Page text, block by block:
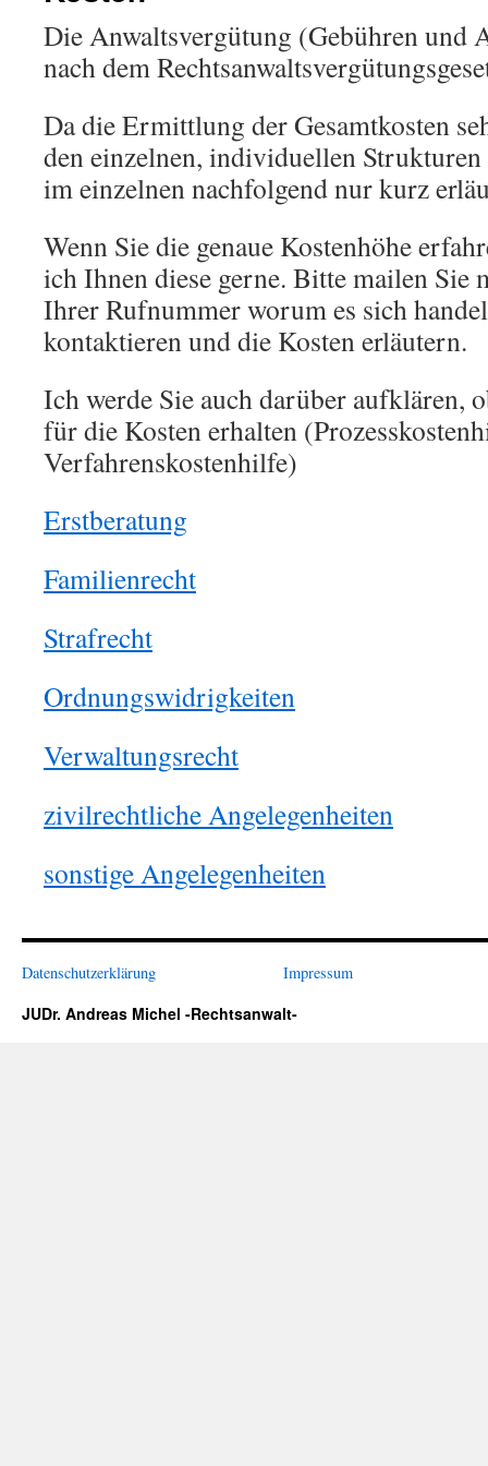
Die Anwaltsvergütung (Gebühren und
nach dem
Da die Ermittlung der Gesamtkosten
den einzelnen, individuellen Strukturen
im einzelnen nachfolgend nur kurz
Wenn Sie die genaue Kostenhöhe
ich Ihnen diese gerne. Bitte mailen Sie
Ihrer Rufnummer worum es sich
kontaktieren und die Kosten erläutern.
Ich werde Sie auch darüber aufklären,
für die Kosten erhalten
Verfahrenskostenhilfe)
Erstberatung
Familienrecht
Strafrecht
Ordnungswidrigkeiten
Verwaltungsrecht
zivilrechtliche Angelegenheiten
sonstige Angelegenheiten
Datenschutzerklärung Impressum
JUDr. Andreas Michel -Rechtsanwalt-